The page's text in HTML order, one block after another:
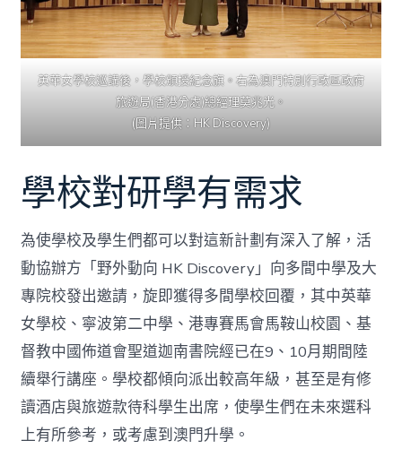
英華女學校巡講後，學校頒授紀念旗。右為澳門特別行政區政府
旅遊局(香港分處)總經理莫兆光。
(圖片提供：HK Discovery)
學校對研學有需求
為使學校及學生們都可以對這新計劃有深入了解，活
動協辦方「野外動向 HK Discovery」向多間中學及大
專院校發出邀請，旋即獲得多間學校回覆，其中英華
女學校、寧波第二中學、港專賽馬會馬鞍山校園、基
督教中國佈道會聖道迦南書院經已在9、10月期間陸
續舉行講座。學校都傾向派出較高年級，甚至是有修
讀酒店與旅遊款待科學生出席，使學生們在未來選科
上有所參考，或考慮到澳門升學。